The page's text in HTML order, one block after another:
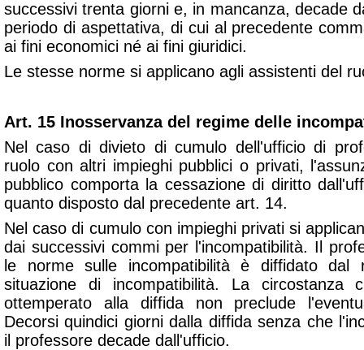
successivi trenta giorni e, in mancanza, decade
periodo di aspettativa, di cui al precedente
ai fini economici né ai fini giuridici.
Le stesse norme si applicano agli assistenti del
Art. 15 Inosservanza del regime delle
Nel caso di divieto di cumulo dell'ufficio di
ruolo con altri impieghi pubblici o privati,
pubblico comporta la cessazione di diritto
quanto disposto dal precedente art. 14.
Nel caso di cumulo con impieghi privati si
dai successivi commi per l'incompatibilità. Il
le norme sulle incompatibilità è diffidato dal
situazione di incompatibilità. La circostanza
ottemperato alla diffida non preclude
Decorsi quindici giorni dalla diffida senza che
il professore decade dall'ufficio.